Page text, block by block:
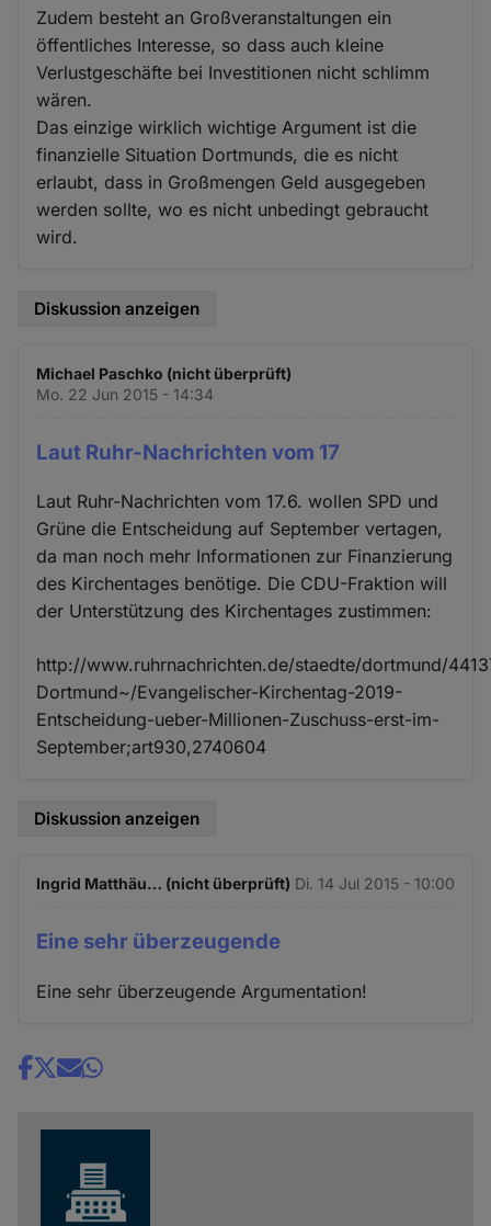
Zudem besteht an Großveranstaltungen ein
öffentliches Interesse, so dass auch kleine
Verlustgeschäfte bei Investitionen nicht schlimm
wären.
Das einzige wirklich wichtige Argument ist die
finanzielle Situation Dortmunds, die es nicht
erlaubt, dass in Großmengen Geld ausgegeben
werden sollte, wo es nicht unbedingt gebraucht
wird.
Diskussion anzeigen
Michael Paschko (nicht überprüft)
Mo. 22 Jun 2015 - 14:34
Laut Ruhr-Nachrichten vom 17
Laut Ruhr-Nachrichten vom 17.6. wollen SPD und
Grüne die Entscheidung auf September vertagen,
da man noch mehr Informationen zur Finanzierung
des Kirchentages benötige. Die CDU-Fraktion will
der Unterstützung des Kirchentages zustimmen:
http://www.ruhrnachrichten.de/staedte/dortmund/
Dortmund~/Evangelischer-Kirchentag-2019-
Entscheidung-ueber-Millionen-Zuschuss-erst-im-
September;art930,2740604
Diskussion anzeigen
Ingrid Matthäu… (nicht überprüft) Di. 14 Jul 2015 - 10:00
Eine sehr überzeugende
Eine sehr überzeugende Argumentation!
Share